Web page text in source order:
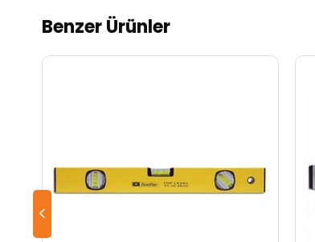
Benzer Ürünler